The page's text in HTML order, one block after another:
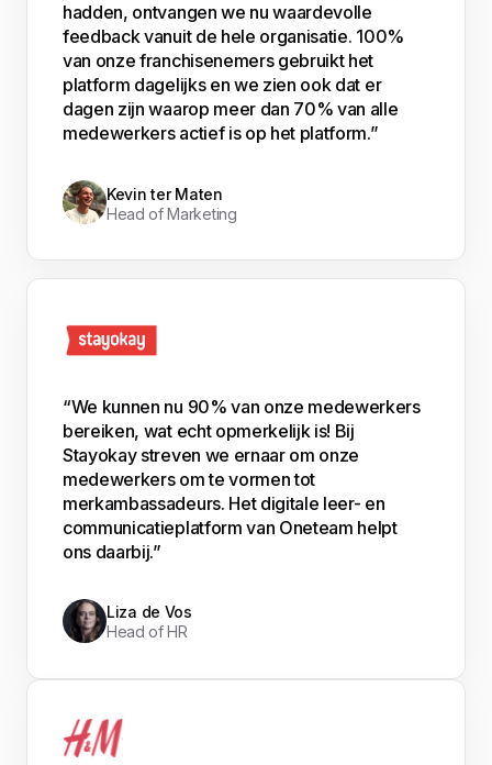
hadden, ontvangen we nu waardevolle
feedback vanuit de hele organisatie. 100%
van onze franchisenemers gebruikt het
platform dagelijks en we zien ook dat er
dagen zijn waarop meer dan 70% van alle
medewerkers actief is op het platform.”
Kevin ter Maten
Head of Marketing
“We kunnen nu 90% van onze medewerkers
bereiken, wat echt opmerkelijk is! Bij
Stayokay streven we ernaar om onze
medewerkers om te vormen tot
merkambassadeurs. Het digitale leer- en
communicatieplatform van Oneteam helpt
ons daarbij.”
Liza de Vos
Head of HR